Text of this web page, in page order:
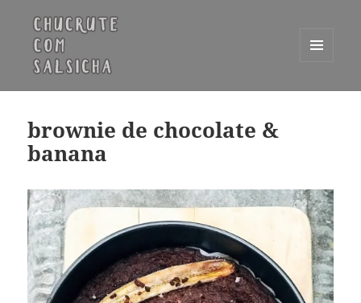
WIDGETS
brownie de chocolate &
banana